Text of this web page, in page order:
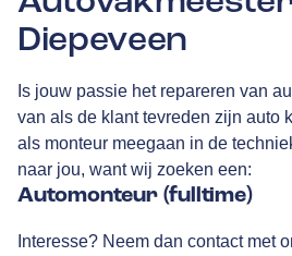
Diepeveen
Is jouw passie het repareren van
van als de klant tevreden zijn auto
als monteur meegaan in de
naar jou, want wij zoeken een:
Automonteur (fulltime)
Interesse? Neem dan contact met